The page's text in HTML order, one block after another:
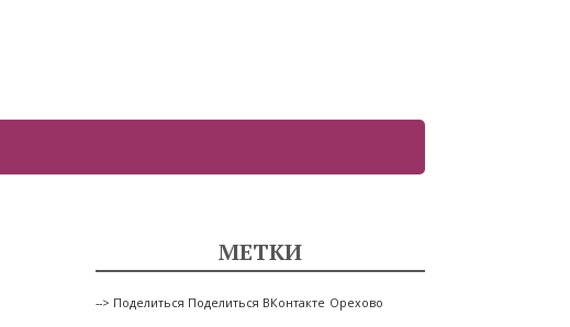
МЕТКИ
--> Поделиться Поделиться ВКонтакте Орехово